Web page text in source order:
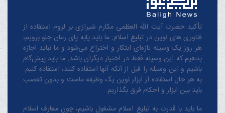
تأکید حضرت آیت الله العظمی مکارم شیرازی بر لزوم استفاده از
فناوری های نوین در تبلیغ اسلام: ما باید پابه پای زمان جلو برویم،
هر روز یک وسیله تازه‌ای ابتکار و اختراع می‌شود و ما نباید اجازه
بدهیم که این وسیله فقط در اختیار دیگران باشد. ما باید پیش‌گام
باشیم و این وسیله را قبل از آنکه آنها استفاده کنند، استفاده کنیم.
به هر حال استفاده از ابزار نوین یک وظیفه ماست و بدون تعصب
باید بین ابزار و احکام فرق بگذاریم.
ما باید با قدرت به تبلیغ اسلام مشغول باشیم، چون معارف اسلام